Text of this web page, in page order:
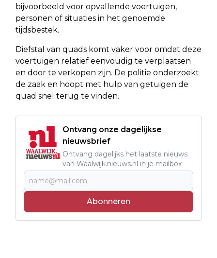
bijvoorbeeld voor opvallende voertuigen,
personen of situaties in het genoemde
tijdsbestek.
Diefstal van quads komt vaker voor omdat deze
voertuigen relatief eenvoudig te verplaatsen
en door te verkopen zijn. De politie onderzoekt
de zaak en hoopt met hulp van getuigen de
quad snel terug te vinden.
Ontvang onze dagelijkse
nieuwsbrief
Ontvang dagelijks het laatste nieuws
van Waalwijk.nieuws.nl in je mailbox
Abonneren